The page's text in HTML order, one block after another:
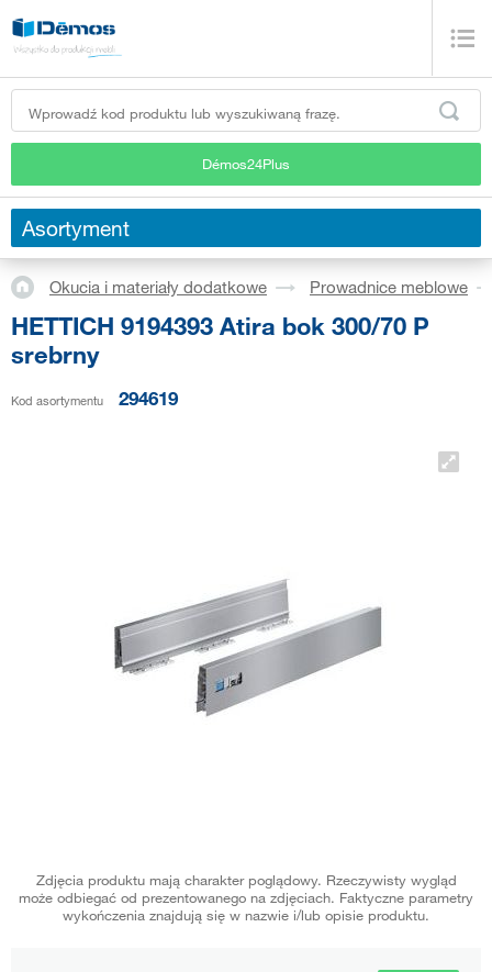
Démos24Plus
Asortyment
Okucia i materiały dodatkowe Prowadnice meblowe
HETTICH 9194393 Atira bok 300/70 P
srebrny
Kod asortymentu 294619
Zdjęcia produktu mają charakter poglądowy. Rzeczywisty wygląd
może odbiegać od prezentowanego na zdjęciach. Faktyczne parametry
wykończenia znajdują się w nazwie i/lub opisie produktu.